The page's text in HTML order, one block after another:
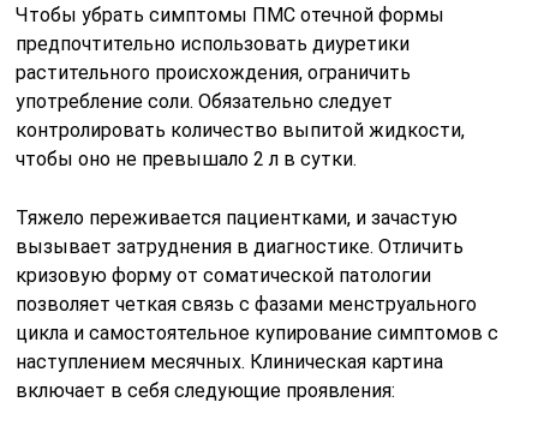
Чтобы убрать симптомы ПМС отечной формы
предпочтительно использовать диуретики
растительного происхождения, ограничить
употребление соли. Обязательно следует
контролировать количество выпитой жидкости,
чтобы оно не превышало 2 л в сутки.
Тяжело переживается пациентками, и зачастую
вызывает затруднения в диагностике. Отличить
кризовую форму от соматической патологии
позволяет четкая связь с фазами менструального
цикла и самостоятельное купирование симптомов с
наступлением месячных. Клиническая картина
включает в себя следующие проявления: